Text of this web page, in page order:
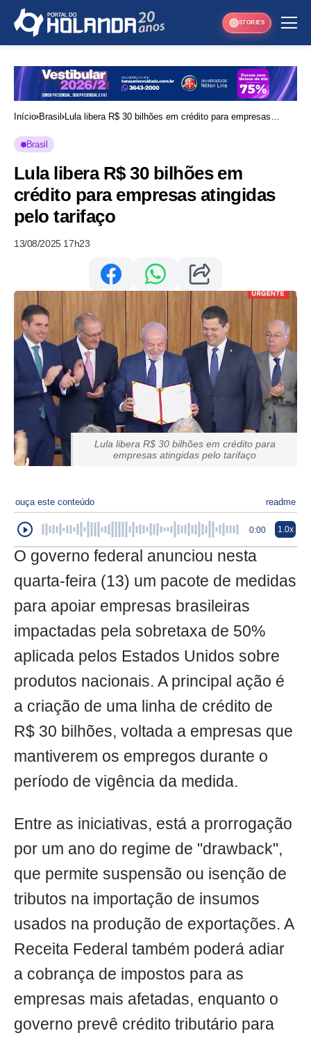
STORIES
Início Brasil
Lula libera R$ 30 bilhões em crédito para empresas
Brasil
Lula libera R$ 30 bilhões em
crédito para empresas atingidas
pelo tarifaço
13/08/2025 17h23
Lula libera R$ 30 bilhões em crédito para
empresas atingidas pelo tarifaço
ouça este conteúdo readme
0:00 1.0x
O governo federal anunciou nesta
quarta-feira (13) um pacote de medidas
para apoiar empresas brasileiras
impactadas pela sobretaxa de 50%
aplicada pelos Estados Unidos sobre
produtos nacionais. A principal ação é
a criação de uma linha de crédito de
R$ 30 bilhões, voltada a empresas que
mantiverem os empregos durante o
período de vigência da medida.
Entre as iniciativas, está a prorrogação
por um ano do regime de "drawback",
que permite suspensão ou isenção de
tributos na importação de insumos
usados na produção de exportações. A
Receita Federal também poderá adiar
a cobrança de impostos para as
empresas mais afetadas, enquanto o
governo prevê crédito tributário para